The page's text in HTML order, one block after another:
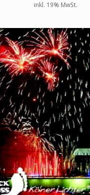
inkl. 19% MwSt.